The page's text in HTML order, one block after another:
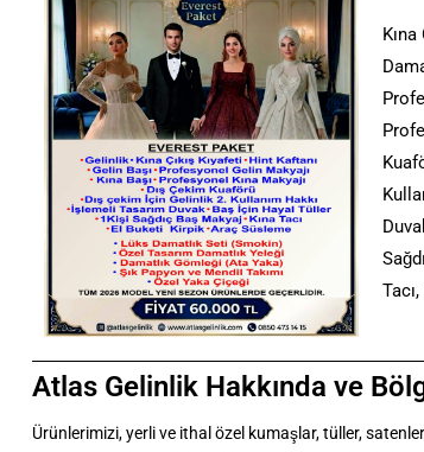
Atlas Gelinlik Hakkında ve
Ürünlerimizi, yerli ve ithal özel kumaşlar, tüller,